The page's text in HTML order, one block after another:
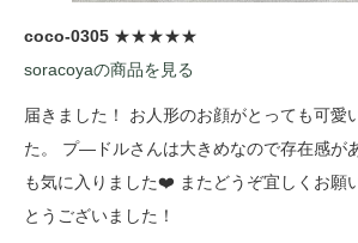
coco-0305 ★★★★★
soracoyaの商品を見る
届きました！ お人形のお顔がとっても可愛
た。 プ―ドルさんは大きめなので存在感が
も気に入りました❤️ またどうぞ宜しくお願
とうございました！